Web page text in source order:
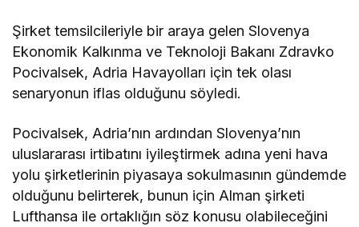
Şirket temsilcileriyle bir araya gelen Slovenya
Ekonomik Kalkınma ve Teknoloji Bakanı Zdravko
Pocivalsek, Adria Havayolları için tek olası
senaryonun iflas olduğunu söyledi.
Pocivalsek, Adria’nın ardından Slovenya’nın
uluslararası irtibatını iyileştirmek adına yeni hava
yolu şirketlerinin piyasaya sokulmasının gündemde
olduğunu belirterek, bunun için Alman şirketi
Lufthansa ile ortaklığın söz konusu olabileceğini